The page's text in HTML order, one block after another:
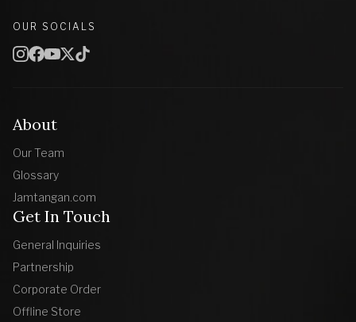
About
Our Team
Glossary
Jamtangan.com
Get In Touch
General Inquiries
Partnership
Corporate Order
Offline Store
OUR SOCIALS